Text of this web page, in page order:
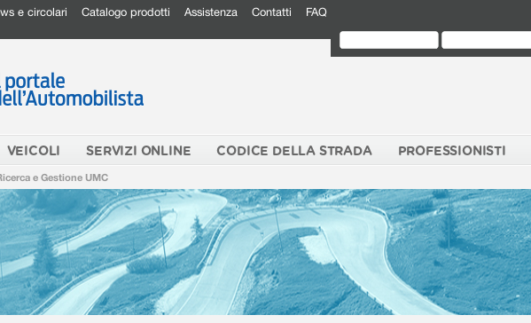
e circolari Catalogo prodotti Assistenza Contatti FAQ
VEICOLI SERVIZI ONLINE CODICE DELLA STRADA PROFESSIONISTI
e Gestione UMC